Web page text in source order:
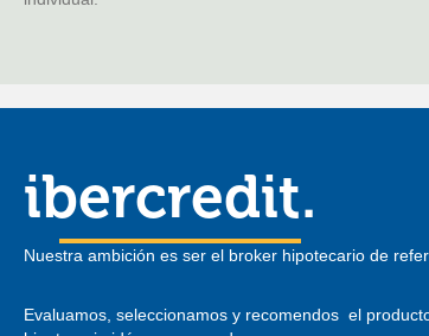
ibercredit.
Nuestra ambición es ser el broker hipotecario de
Evaluamos, seleccionamos y recomendos el